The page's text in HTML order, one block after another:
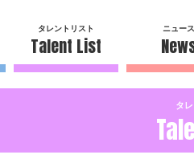
タレントリスト
Talent List
ニュース
タ